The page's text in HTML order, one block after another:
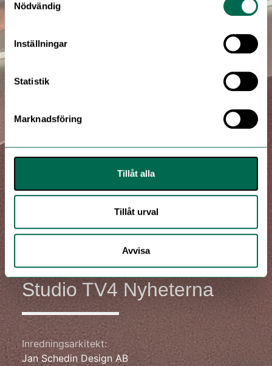
Nödvändig
Inställningar
Statistik
Marknadsföring
Tillåt alla
Tillåt urval
Avvisa
Studio TV4 Nyheterna
Inredningsarkitekt:
Jan Schedin Design AB